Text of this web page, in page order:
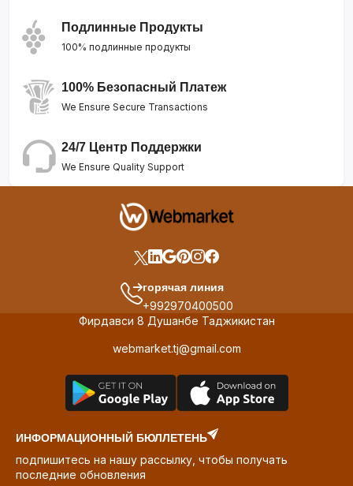
Подлинные Продукты
100% подлинные продукты
100% Безопасный Платеж
We Ensure Secure Transactions
24/7 Центр Поддержки
We Ensure Quality Support
горячая линия
+992970400500
Фирдавси 8 Душанбе Таджикистан
webmarket.tj@gmail.com
ИНФОРМАЦИОННЫЙ БЮЛЛЕТЕНЬ
подпишитесь на нашу рассылку, чтобы получать
последние обновления